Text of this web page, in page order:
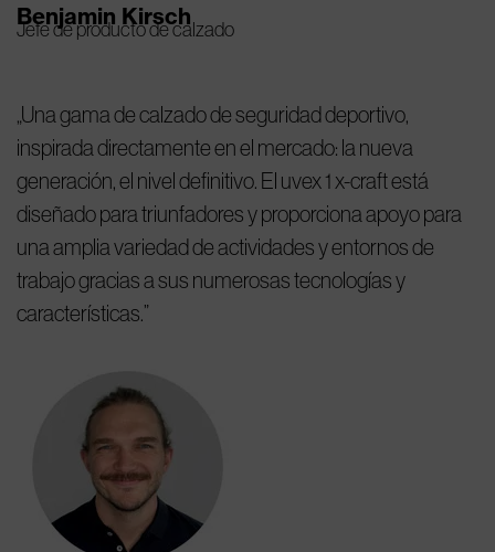
Benjamin Kirsch
Jefe de producto de calzado
Una gama de calzado de seguridad deportivo,
inspirada directamente en el mercado: la nueva
generación, el nivel definitivo. El uvex 1 x-craft está
diseñado para triunfadores y proporciona apoyo para
una amplia variedad de actividades y entornos de
trabajo gracias a sus numerosas tecnologías y
características.